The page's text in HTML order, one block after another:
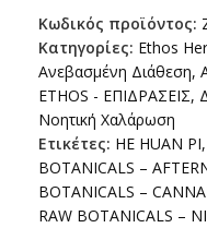
Κωδικός προϊόντος:
Κατηγορίες: Ethos
Ανεβασμένη Διάθεση,
ETHOS - ΕΠΙΔΡΑΣΕΙΣ,
Νοητική Χαλάρωση
Ετικέτες: HE HUAN PI,
BOTANICALS –
BOTANICALS –
RAW BOTANICALS –